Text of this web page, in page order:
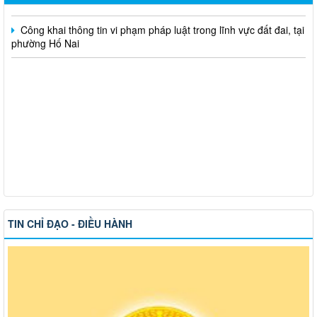
phường Hố Nai
TIN CHỈ ĐẠO - ĐIỀU HÀNH